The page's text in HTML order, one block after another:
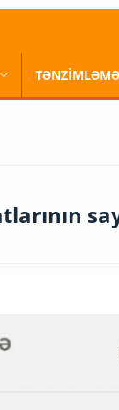
TƏNZİMLƏMƏ